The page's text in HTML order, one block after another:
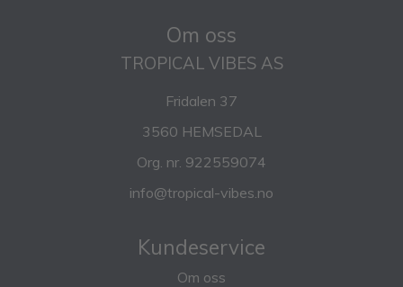
Om oss
TROPICAL VIBES AS
Fridalen 37
3560 HEMSEDAL
Org. nr. 922559074
info@tropical-vibes.no
Kundeservice
Om oss